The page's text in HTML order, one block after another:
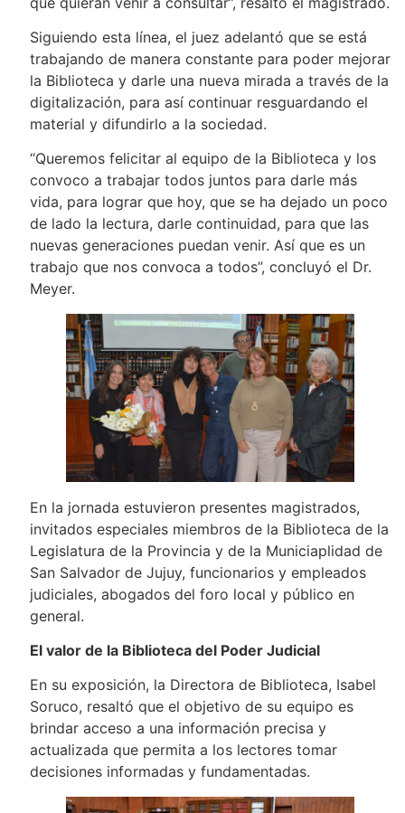
Siguiendo esta línea, el juez adelantó que se está
trabajando de manera constante para poder mejorar
la Biblioteca y darle una nueva mirada a través de la
digitalización, para así continuar resguardando el
material y difundirlo a la sociedad.
“Queremos felicitar al equipo de la Biblioteca y los
convoco a trabajar todos juntos para darle más
vida, para lograr que hoy, que se ha dejado un poco
de lado la lectura, darle continuidad, para que las
nuevas generaciones puedan venir. Así que es un
trabajo que nos convoca a todos”, concluyó el Dr.
Meyer.
En la jornada estuvieron presentes magistrados,
invitados especiales miembros de la Biblioteca de la
Legislatura de la Provincia y de la Municiaplidad de
San Salvador de Jujuy, funcionarios y empleados
judiciales, abogados del foro local y público en
general.
El valor de la Biblioteca del Poder Judicial
En su exposición, la Directora de Biblioteca, Isabel
Soruco, resaltó que el objetivo de su equipo es
brindar acceso a una información precisa y
actualizada que permita a los lectores tomar
decisiones informadas y fundamentadas.